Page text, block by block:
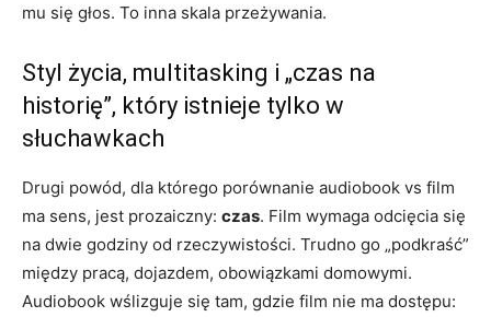
mu się głos. To inna skala przeżywania.
Styl życia, multitasking i „czas na
historię”, który istnieje tylko w
słuchawkach
Drugi powód, dla którego porównanie audiobook vs film
ma sens, jest prozaiczny: czas. Film wymaga odcięcia się
na dwie godziny od rzeczywistości. Trudno go „podkraść”
między pracą, dojazdem, obowiązkami domowymi.
Audiobook wślizguje się tam, gdzie film nie ma dostępu: